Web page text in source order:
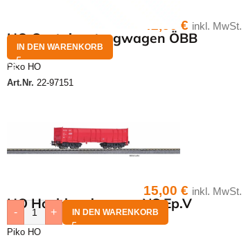
HO Containertragwagen ÖBB
Piko HO
Art.Nr. 22-97151
42,50€ inkl. MwSt.
IN DEN WARENKORB
HO Hochbordwagen NS Ep.V
Piko HO
15,00€ inkl. MwSt.
-
+ IN DEN WARENKORB